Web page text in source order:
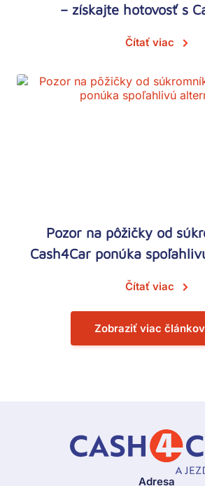
– získajte hotovosť s
Čítať viac
Pozor na pôžičky od
Cash4Car ponúka
Čítať viac
Zobraziť viac článkov
Adresa